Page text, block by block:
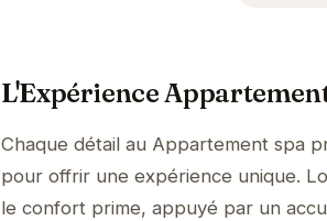
L'Expérience
Chaque détail au Appartement spa
pour offrir une expérience unique.
le confort prime, appuyé par un